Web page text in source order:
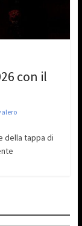
con il
della tappa di